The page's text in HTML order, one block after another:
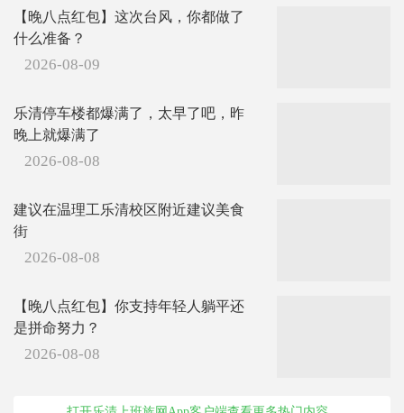
【晚八点红包】这次台风，你都做了
什么准备？
2026-08-09
乐清停车楼都爆满了，太早了吧，昨
晚上就爆满了
2026-08-08
建议在温理工乐清校区附近建议美食
街
2026-08-08
【晚八点红包】你支持年轻人躺平还
是拼命努力？
2026-08-08